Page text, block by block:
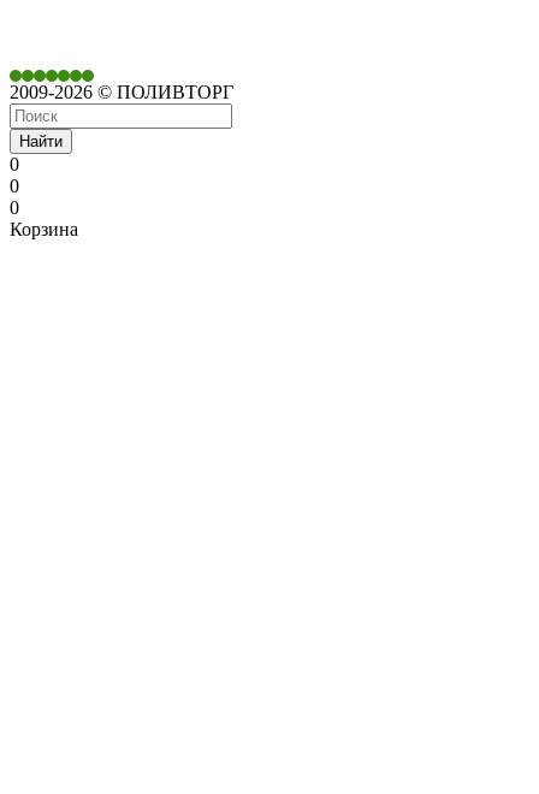
2009-2026 © ПОЛИВТОРГ
Найти
0
0
0
Корзина